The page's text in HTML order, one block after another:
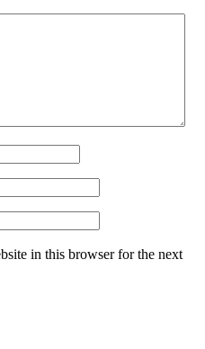
in this browser for the next